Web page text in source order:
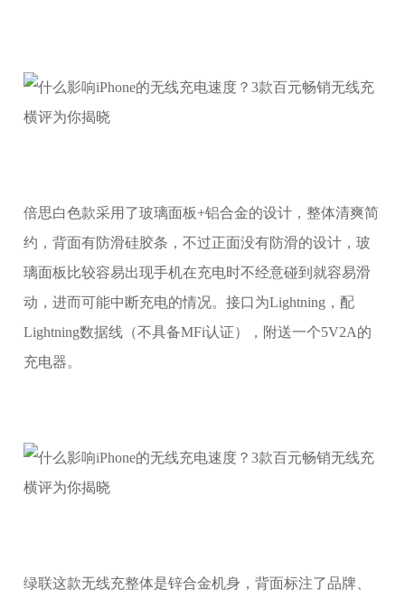
倍思白色款采用了玻璃面板+铝合金的设计，整体清爽简
约，背面有防滑硅胶条，不过正面没有防滑的设计，玻
璃面板比较容易出现手机在充电时不经意碰到就容易滑
动，进而可能中断充电的情况。接口为Lightning，配
Lightning数据线（不具备MFi认证），附送一个5V2A的
充电器。
绿联这款无线充整体是锌合金机身，背面标注了品牌、